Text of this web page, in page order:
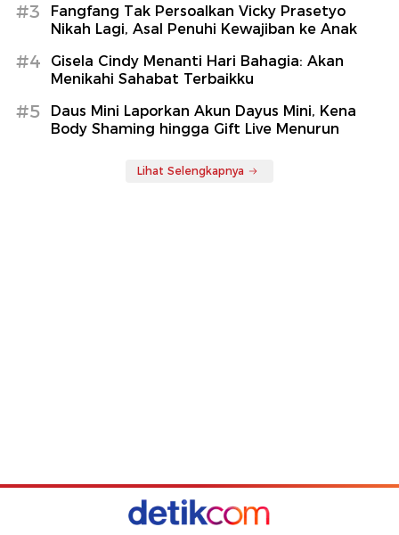
#3
Fangfang Tak Persoalkan Vicky Prasetyo
Nikah Lagi, Asal Penuhi Kewajiban ke Anak
#4
Gisela Cindy Menanti Hari Bahagia: Akan
Menikahi Sahabat Terbaikku
#5
Daus Mini Laporkan Akun Dayus Mini, Kena
Body Shaming hingga Gift Live Menurun
Lihat Selengkapnya